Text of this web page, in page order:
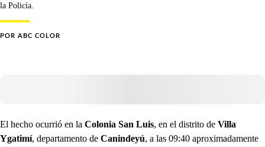
la Policía.
POR ABC COLOR
El hecho ocurrió en la Colonia San Luis, en el distrito de Villa
Ygatimí, departamento de Canindeyú, a las 09:40 aproximadamente